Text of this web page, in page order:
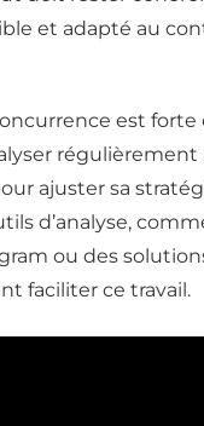
et adapté au
est forte
régulièrement
ajuster sa
d’analyse,
ou des
faciliter ce travail.